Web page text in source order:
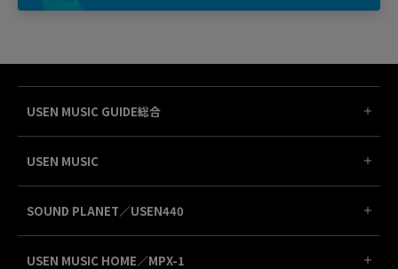
USEN MUSIC GUIDE総合
USEN MUSIC
SOUND PLANET／USEN440
USEN MUSIC HOME／MPX-1